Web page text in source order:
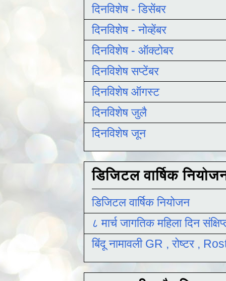
दिनविशेष - डिसेंबर
दिनविशेष - नोव्हेंबर
दिनविशेष - ऑक्टोबर
दिनविशेष सप्टेंबर
दिनविशेष ऑगस्ट
दिनविशेष जुलै
दिनविशेष जून
डिजिटल वार्षिक
डिजिटल वार्षिक नियोजन
८ मार्च जागतिक महिला दिन
बिंदू नामावली GR , रोष्टर ,